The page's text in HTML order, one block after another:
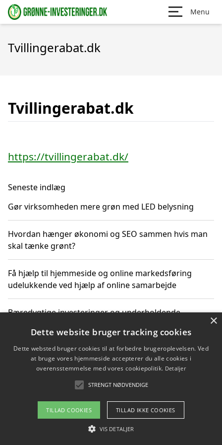
Menu
Tvillingerabat.dk
Tvillingerabat.dk
https://tvillingerabat.dk/
Seneste indlæg
Gør virksomheden mere grøn med LED belysning
Hvordan hænger økonomi og SEO sammen hvis man
skal tænke grønt?
Få hjælp til hjemmeside og online markedsføring
udelukkende ved hjælp af online samarbejde
Bæredygtige investeringer og underholdende
Sådan kan online møder for virksomheder fremme
grønne investeringer
Copyright 2026 - Pilanto Aps
Om / kontakt
×
Dette website bruger tracking cookies
Dette websted bruger cookies til at forbedre brugeroplevelsen. Ved
at bruge vores hjemmeside accepterer du alle cookies i
overensstemmelse med vores cookiepolitik. Detaljer
STRENGT NØDVENDIGE
TILLAD COOKIES TILLAD IKKE COOKIES
VIS DETALJER